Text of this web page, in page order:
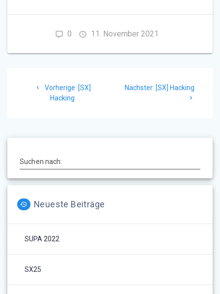
0 11. November 2021
Vorherige: Vorheriger
[SX]
Hacking
Nächster: Nächster
[SX] Hacking
Suchen nach:
Neueste Beiträge
SUPA 2022
SX25